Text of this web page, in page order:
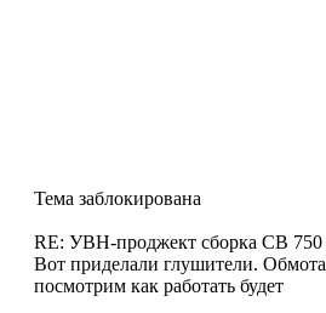
Тема заблокирована
RE: УВН-проджект сборка СВ
Вот приделали глушители.
посмотрим как работать будет